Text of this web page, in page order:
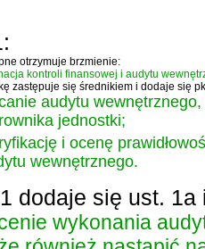
otrzymuje brzmienie:
kontroli finansowej i audytu
zastępuje się średnikiem i dodaje się
audytu
jednostki;
i ocenę
wewnętrznego.
dodaje się ust. 1a
wykonania